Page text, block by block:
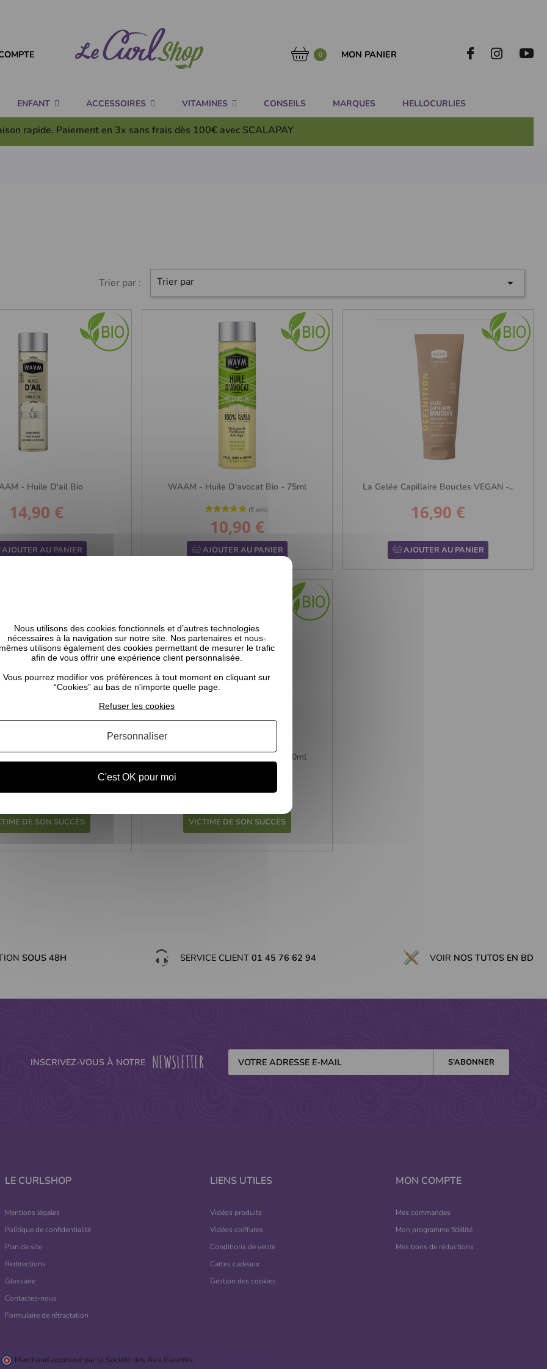
0 MON PANIER
ENFANT ACCESSOIRES VITAMINES CONSEILS MARQUES HELLOCURLIES
rapide. Paiement en 3x sans frais dès 100€ avec SCALAPAY
Trier par : Trier par 
- Huile D'ail Bio
Prix
14,90 €
AJOUTER AU PANIER
WAAM - Huile D'avocat Bio - 75ml
Prix
10,90 €
AJOUTER AU PANIER
La Gelée Capillaire Boucles VEGAN -...
Prix
16,90 €
AJOUTER AU PANIER
D'aloé Vera - Bio - 200ml
DE SON SUCCÈS
Gel De Graine De Lin - Bio - 200ml
VICTIME DE SON SUCCÈS
SOUS 48H SERVICE CLIENT 01 45 76 62 94 VOIR NOS TUTOS EN BD
INSCRIVEZ-VOUS À NOTRE NEWSLETTER
LE CURLSHOP
Mentions légales
Politique de confidentialité
Plan de site
Redirections
Glossaire
Contactez-nous
Formulaire de rétractation
LIENS UTILES
Vidéos produits
Vidéos coiffures
Conditions de vente
Cartes cadeaux
Gestion des cookies
MON COMPTE
Mes commandes
Mon programme fidélité
Mes bons de réductions
Marchand approuvé par la Société des Avis Garantis, .
Nous utilisons des cookies fonctionnels et d’autres technologies
nécessaires à la navigation sur notre site. Nos partenaires et nous-
mêmes utilisons également des cookies permettant de mesurer le trafic
afin de vous offrir une expérience client personnalisée.
Vous pourrez modifier vos préférences à tout moment en cliquant sur
“Cookies” au bas de n'importe quelle page.
C'est OK pour moi
Refuser les cookies
Personnaliser